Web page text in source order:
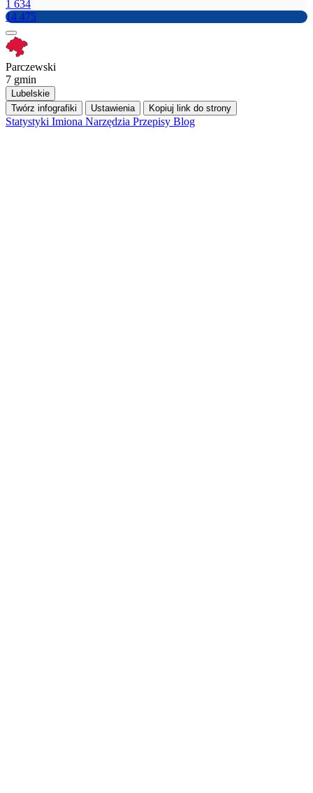
1 634
14 475
Parczewski
7 gmin
Lubelskie
Twórz infografiki
Ustawienia Kopiuj link do strony
Statystyki Imiona Narzędzia Przepisy Blog